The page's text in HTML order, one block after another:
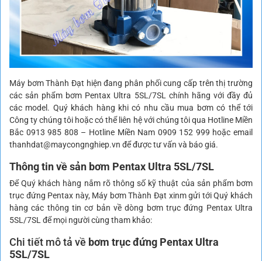
Máy bơm Thành Đạt hiện đang phân phối cung cấp trên thị trường
các sản phẩm bơm Pentax Ultra 5SL/7SL chính hãng với đầy đủ
các model. Quý khách hàng khi có nhu cầu mua bơm có thể tới
Công ty chúng tôi hoặc có thể liên hệ với chúng tôi qua Hotline Miền
Bắc 0913 985 808 – Hotline Miền Nam 0909 152 999 hoặc email
thanhdat@maycongnghiep.vn để được tư vấn và báo giá.
Thông tin về sản bơm Pentax Ultra 5SL/7SL
Để Quý khách hàng nắm rõ thông số kỹ thuật của sản phẩm bơm
trục đứng Pentax này, Máy bơm Thành Đạt xinm gửi tới Quý khách
hàng các thông tin cơ bản về dòng bơm trục đứng Pentax Ultra
5SL/7SL để mọi người cùng tham khảo:
Chi tiết mô tả về bơm trục đứng Pentax Ultra
5SL/7SL